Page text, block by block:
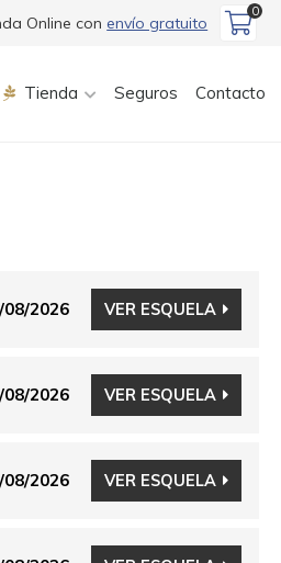
Online conenvío gratuito
0
Tienda Seguros Contacto
08/2026 VER ESQUELA
08/2026 VER ESQUELA
08/2026 VER ESQUELA